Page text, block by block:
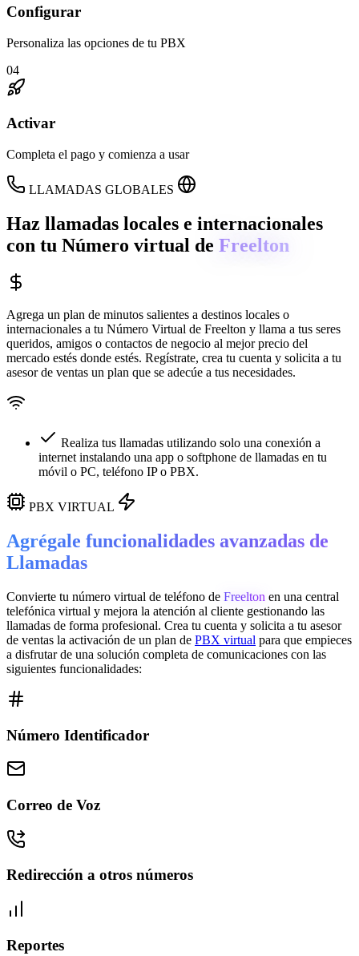
Configurar
Personaliza las opciones de tu PBX
04
Activar
Completa el pago y comienza a usar
LLAMADAS GLOBALES
Haz llamadas locales e internacionales
con tu Número virtual de Freelton
Agrega un plan de minutos salientes a destinos locales o
internacionales a tu Número Virtual de Freelton y llama a tus seres
queridos, amigos o contactos de negocio al mejor precio del
mercado estés donde estés. Regístrate, crea tu cuenta y solicita a tu
asesor de ventas un plan que se adecúe a tus necesidades.
Realiza tus llamadas utilizando solo una conexión a
internet instalando una app o softphone de llamadas en tu
móvil o PC, teléfono IP o PBX.
PBX VIRTUAL
Agrégale funcionalidades avanzadas de
Llamadas
Convierte tu número virtual de teléfono de Freelton en una central
telefónica virtual y mejora la atención al cliente gestionando las
llamadas de forma profesional. Crea tu cuenta y solicita a tu asesor
de ventas la activación de un plan de PBX virtual para que empieces
a disfrutar de una solución completa de comunicaciones con las
siguientes funcionalidades:
Número Identificador
Correo de Voz
Redirección a otros números
Reportes